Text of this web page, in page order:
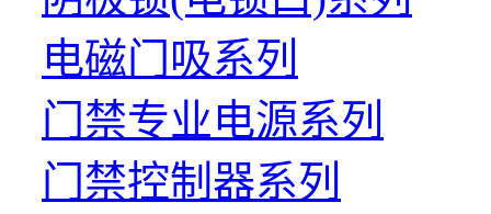
电磁门吸系列
门禁专业电源系列
门禁控制器系列